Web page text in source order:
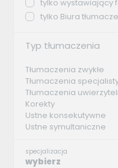
tylko wystawiający
tylko Biura
Typ tłumaczenia
Tłumaczenia zwykłe
Tłumaczenia
Tłumaczenia
Korekty
Ustne konsekutywne
Ustne symultaniczne
specjalizacja
wybierz